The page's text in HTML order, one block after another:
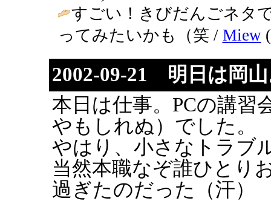
すごい！きびだんごネタ
ってみたいかも（笑 / Miew(
2002-09-21 明日は岡
本日は仕事。PCの講習
やもしれぬ）でした。
やはり、小さなトラブ
当然本職なぞ誰ひとり
過ぎたのだった（汗）